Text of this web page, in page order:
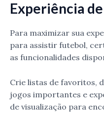
Experiência
Para maximizar sua
para assistir futebol,
as funcionalidades
Crie listas de favoritos,
jogos importantes e
de visualização para